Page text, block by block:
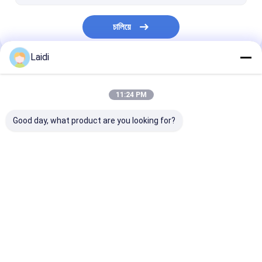
গ্যালভানাইজড স্টিল গ্রেটিং
তারের সংরক্ষণের খাঁচা
চালিয়ে
আমাদের বিভাগসমূহ
Laidi
11:24 PM
Good day, what product are you looking for?